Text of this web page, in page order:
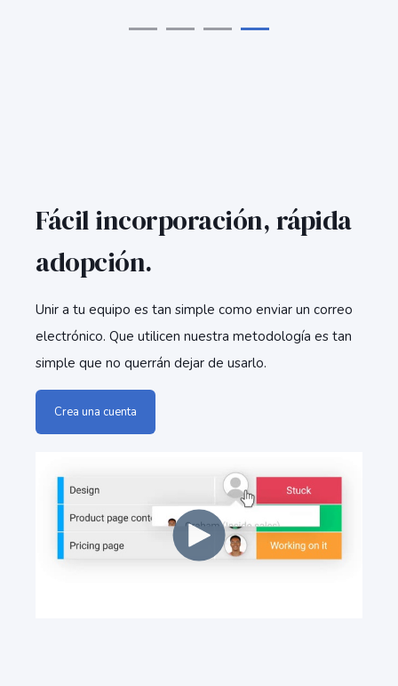
Fácil incorporación, rápida
adopción.
Unir a tu equipo es tan simple como enviar un correo
electrónico. Que utilicen nuestra metodología es tan
simple que no querrán dejar de usarlo.
Crea una cuenta